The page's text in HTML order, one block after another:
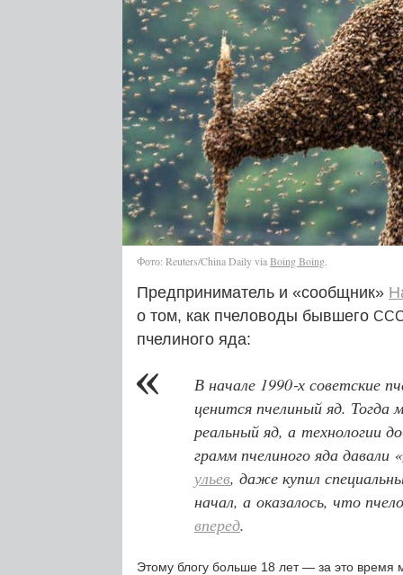
Фото: Reuters/China Daily viaBoing Boing
Предприниматель и «сообщник»
о том, как пчеловоды бывшего
пчелиного яда:
В начале 1990‑х советские
ценится пчелиный яд.
реальный яд, а технологии
грамм пчелиного яда давали «
ульев, даже купил
начал, а оказалось, что
вперед.
Этому блогу больше 18 лет — за это время